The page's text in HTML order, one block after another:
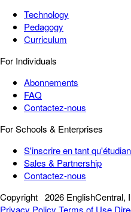
Technology
Pedagogy
Curriculum
For Individuals
Abonnements
FAQ
Contactez-nous
For Schools & Enterprises
S'inscrire en tant
Sales & Partnership
Contactez-nous
Copyright 2026 EnglishCentral,